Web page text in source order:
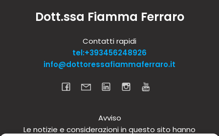
Dott.ssa Fiamma Ferraro
Contatti rapidi
tel:+393456248926
info@dottoressafiammaferraro.it
Avviso
Le notizie e considerazioni in questo sito hanno